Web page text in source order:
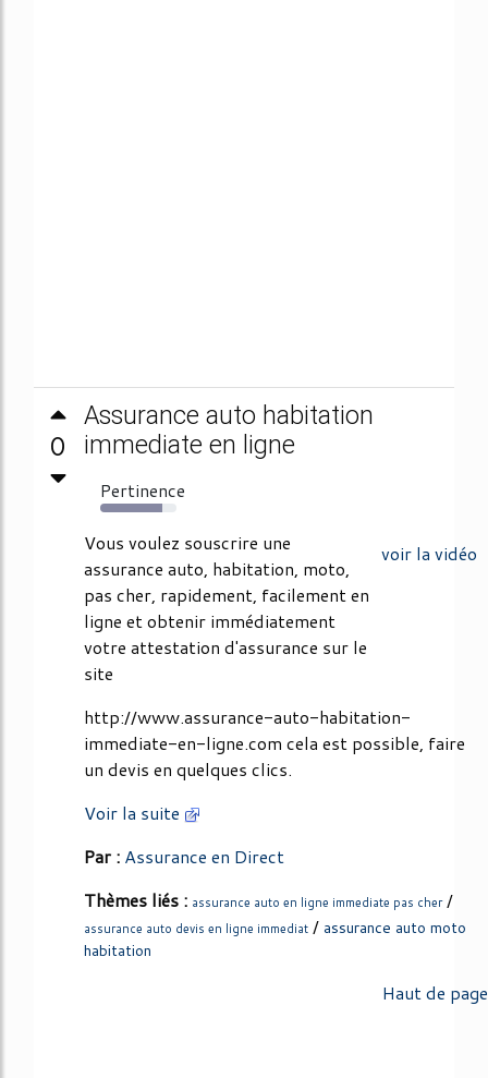
0
Assurance auto habitation
immediate en ligne
Pertinence
82%
voir la vidéo
Vous voulez souscrire une
assurance auto, habitation, moto,
pas cher, rapidement, facilement en
ligne et obtenir immédiatement
votre attestation d'assurance sur le
site
http://www.assurance-auto-habitation-
immediate-en-ligne.com cela est possible, faire
un devis en quelques clics.
Voir la suite
Par : Assurance en Direct
Thèmes liés : assurance auto en ligne immediate pas cher/
assurance auto devis en ligne immediat / assurance auto moto
habitation
Haut de page